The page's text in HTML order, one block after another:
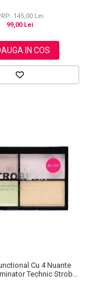
145,00 Lei
99,00 Lei
IN COS
Cu 4 Nuante
Technic Strobe